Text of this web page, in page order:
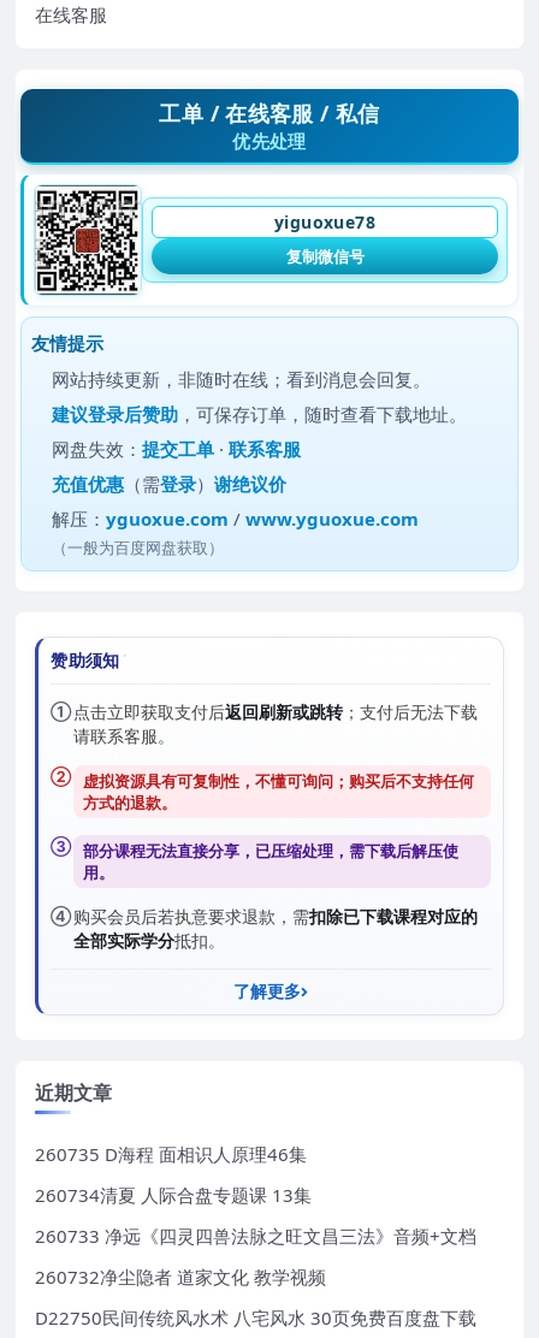
在线客服
工单 / 在线客服 / 私信
优先处理
yiguoxue78
复制微信号
友情提示
网站持续更新，非随时在线；看到消息会回复。
建议登录后赞助 ，可保存订单，随时查看下载地址。
网盘失效：提交工单 ·联系客服
充值优惠 （需登录）谢绝议价
解压：yguoxue.com /www.yguoxue.com
（一般为百度网盘获取）
赞助须知
①点击立即获取支付后返回刷新或跳转；支付后无法下载
请联系客服。
② 虚拟资源具有可复制性，不懂可询问；购买后不支持任何
方式的退款。
③ 部分课程无法直接分享，已压缩处理，需下载后解压使
用。
④购买会员后若执意要求退款，需扣除已下载课程对应的
全部实际学分抵扣。
了解更多
近期文章
260735 D海程 面相识人原理46集
260734清夏 人际合盘专题课 13集
260733 净远《四灵四兽法脉之旺文昌三法》音频+文档
260732净尘隐者 道家文化 教学视频
D22750民间传统风水术 八宅风水 30页免费百度盘下载